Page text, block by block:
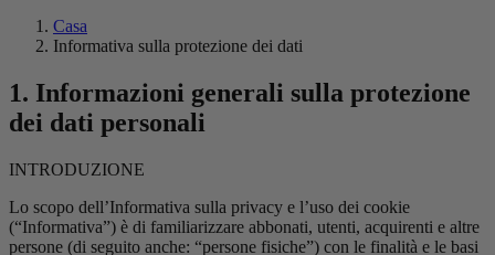
Casa
Informativa sulla protezione dei dati
1. Informazioni generali sulla protezione
dei dati personali
INTRODUZIONE
Lo scopo dell’Informativa sulla privacy e l’uso dei cookie
(“Informativa”) è di familiarizzare abbonati, utenti, acquirenti e altre
persone (di seguito anche: “persone fisiche”) con le finalità e le basi